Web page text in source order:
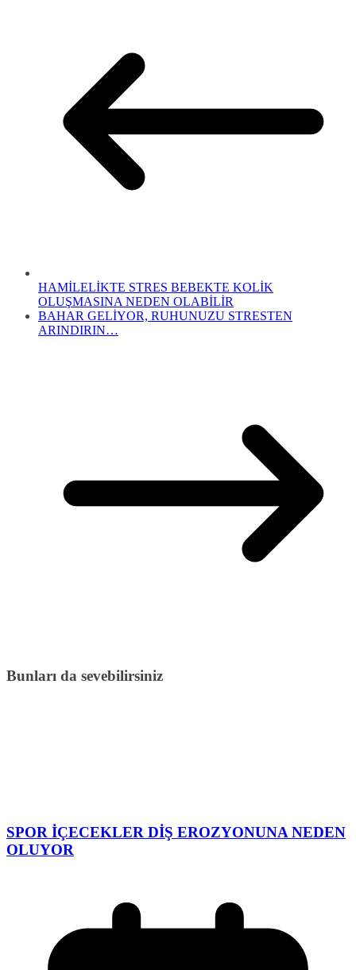
HAMİLELİKTE STRES BEBEKTE KOLİK
OLUŞMASINA NEDEN OLABİLİR
BAHAR GELİYOR, RUHUNUZU STRESTEN
ARINDIRIN…
Bunları da sevebilirsiniz
SPOR İÇECEKLER DİŞ EROZYONUNA NEDEN
OLUYOR